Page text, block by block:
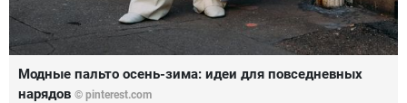
Модные пальто осень-зима: идеи для повседневных
нарядов © pinterest.com